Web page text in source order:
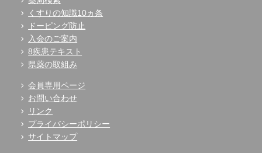
くすりの知識10ヵ条
ドーピング防止
入会のご案内
8疾患テキスト
県薬の取組み
会員専用ページ
お問い合わせ
リンク
プライバシーポリシー
サイトマップ